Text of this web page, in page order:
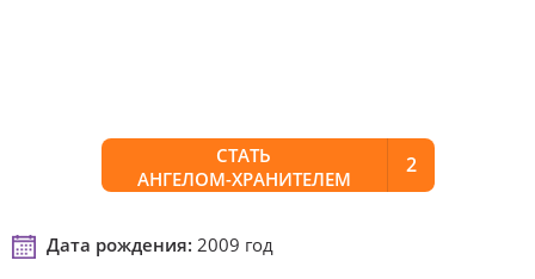
СТАТЬ
АНГЕЛОМ-ХРАНИТЕЛЕМ
2
Дата рождения: 2009 год